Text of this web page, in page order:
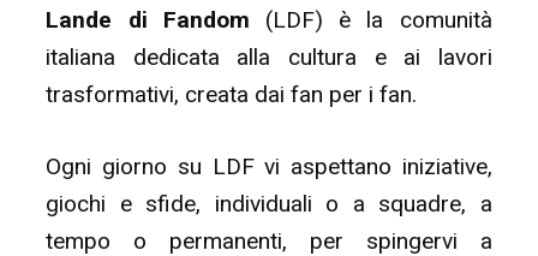
Lande di Fandom (LDF) è la comunità
italiana dedicata alla cultura e ai lavori
trasformativi, creata dai fan per i fan.
Ogni giorno su LDF vi aspettano iniziative,
giochi e sfide, individuali o a squadre, a
tempo o permanenti, per spingervi a